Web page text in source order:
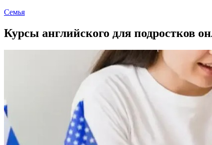
Семья
Курсы английского для подростков